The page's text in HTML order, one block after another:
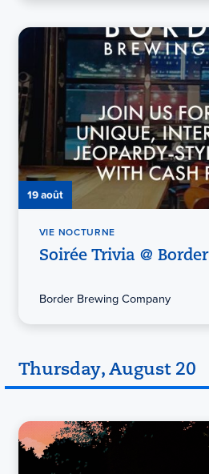
19 août
VIE NOCTURNE
Soirée Trivia @
Border Brewing Company
Thursday, August 20